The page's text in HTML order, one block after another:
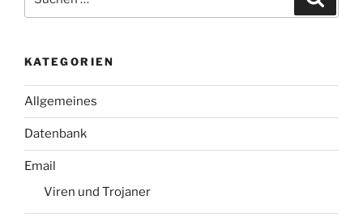
nach:
KATEGORIEN
Allgemeines
Datenbank
Email
Viren und Trojaner